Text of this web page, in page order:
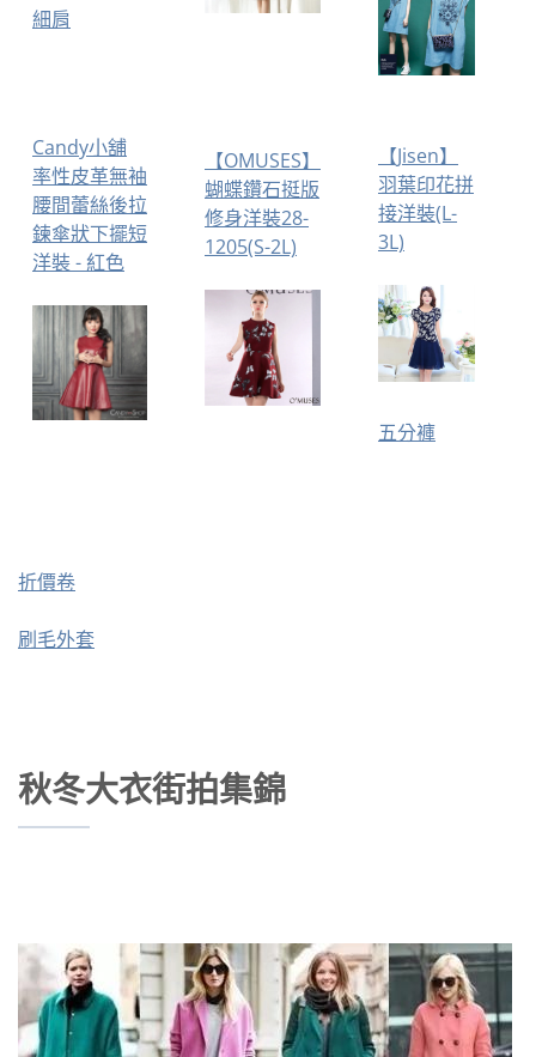
細肩
Candy小舖
率性皮革無袖
腰間蕾絲後拉
鍊傘狀下擺短
洋裝 - 紅色
【OMUSES】
蝴蝶鑽石挺版
修身洋裝28-
1205(S-2L)
【Jisen】
羽葉印花拼
接洋裝(L-
3L)
五分褲
折價卷
刷毛外套
秋冬大衣街拍集錦